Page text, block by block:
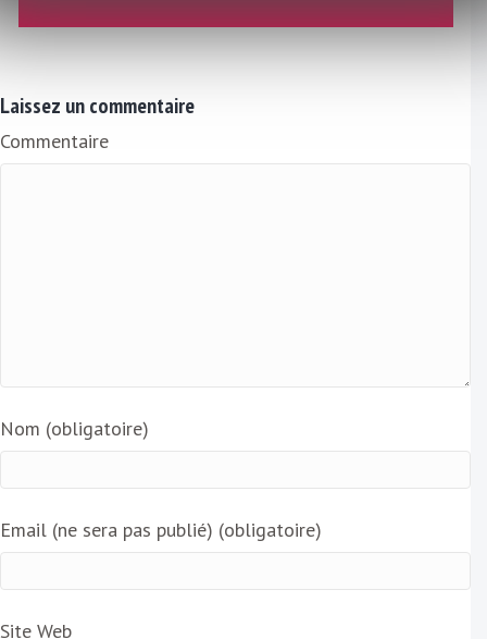
E
i
l
Laissez un commentaire
Commentaire
Nom (obligatoire)
Email (ne sera pas publié) (obligatoire)
Site Web